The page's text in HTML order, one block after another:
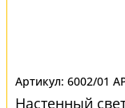
6002/01
Настенный